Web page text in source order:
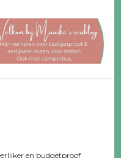
–
budget
en budgetproof